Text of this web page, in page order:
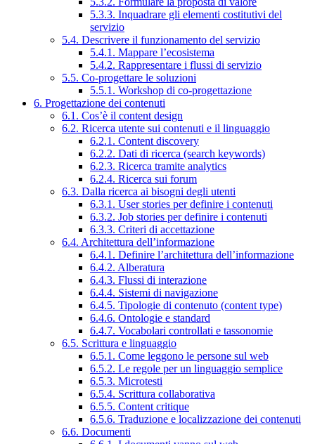
5.3.3. Inquadrare gli elementi costitutivi del
servizio
5.4. Descrivere il funzionamento del servizio
5.4.1. Mappare l’ecosistema
5.4.2. Rappresentare i flussi di servizio
5.5. Co-progettare le soluzioni
5.5.1. Workshop di co-progettazione
6. Progettazione dei contenuti
6.1. Cos’è il content design
6.2. Ricerca utente sui contenuti e il linguaggio
6.2.1. Content discovery
6.2.2. Dati di ricerca (search keywords)
6.2.3. Ricerca tramite analytics
6.2.4. Ricerca sui forum
6.3. Dalla ricerca ai bisogni degli utenti
6.3.1. User stories per definire i contenuti
6.3.2. Job stories per definire i contenuti
6.3.3. Criteri di accettazione
6.4. Architettura dell’informazione
6.4.1. Definire l’architettura dell’informazione
6.4.2. Alberatura
6.4.3. Flussi di interazione
6.4.4. Sistemi di navigazione
6.4.5. Tipologie di contenuto (content type)
6.4.6. Ontologie e standard
6.4.7. Vocabolari controllati e tassonomie
6.5. Scrittura e linguaggio
6.5.1. Come leggono le persone sul web
6.5.2. Le regole per un linguaggio semplice
6.5.3. Microtesti
6.5.4. Scrittura collaborativa
6.5.5. Content critique
6.5.6. Traduzione e localizzazione dei contenuti
6.6. Documenti